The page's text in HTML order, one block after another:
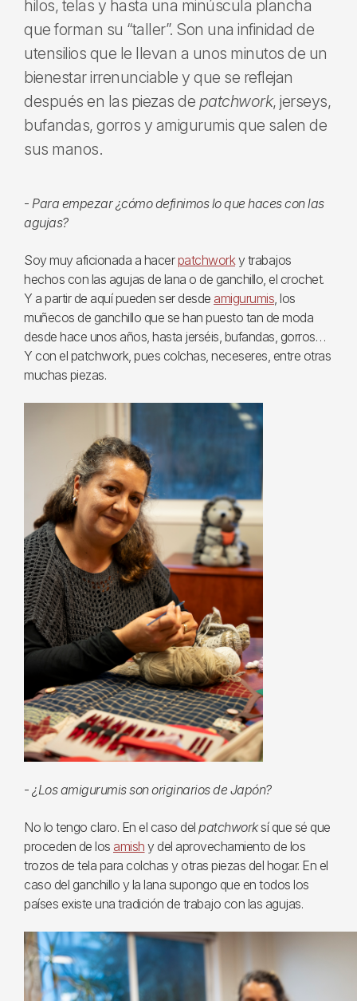
hilos, telas y hasta una minúscula plancha
que forman su “taller”. Son una infinidad de
utensilios que le llevan a unos minutos de un
bienestar irrenunciable y que se reflejan
después en las piezas de patchwork, jerseys,
bufandas, gorros y amigurumis que salen de
sus manos.
- Para empezar ¿cómo definimos lo que haces con las
agujas?
Soy muy aficionada a hacerpatchworky trabajos
hechos con las agujas de lana o de ganchillo, el crochet.
Y a partir de aquí pueden ser desde amigurumis, los
muñecos de ganchillo que se han puesto tan de moda
desde hace unos años, hasta jerséis, bufandas, gorros…
Y con el patchwork, pues colchas, neceseres, entre otras
muchas piezas.
- ¿Los amigurumis son originarios de Japón?
No lo tengo claro. En el caso del patchworksí que sé que
proceden de los amish y del aprovechamiento de los
trozos de tela para colchas y otras piezas del hogar. En el
caso del ganchillo y la lana supongo que en todos los
países existe una tradición de trabajo con las agujas.